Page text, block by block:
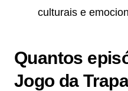
culturais e
Quantos
Jogo da